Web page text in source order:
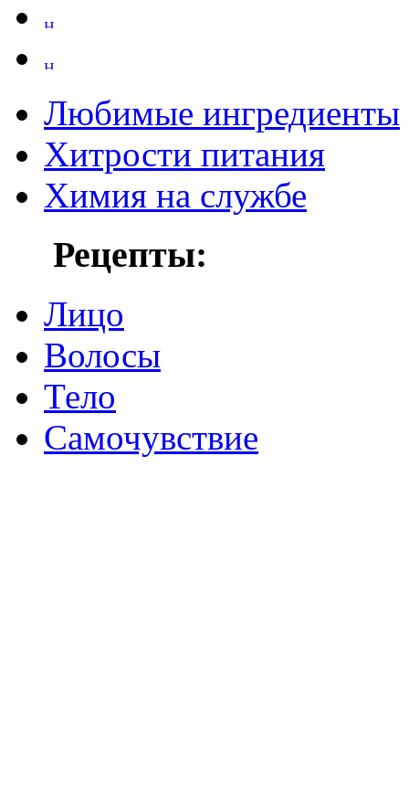
Любимые ингредиенты
Хитрости питания
Химия на службе
Рецепты:
Лицо
Волосы
Тело
Самочувствие